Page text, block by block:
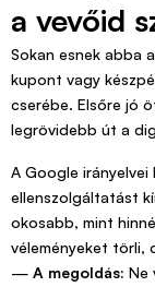
a vevőid
Sokan esnek abba
kupont vagy
cserébe. Elsőre jó
legrövidebb út a
A Google irányelvei
ellenszolgáltatást
okosabb, mint
véleményeket törli,
— A megoldás: Ne